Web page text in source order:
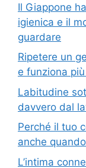
Il Giappone
igienica e il
guardare
Ripetere un
e funziona
Labitudine
davvero dal
Perché il tuo
anche
L’intima